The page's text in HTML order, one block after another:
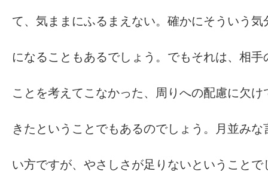
て、気ままにふるまえない。確かにそういう気
になることもあるでしょう。でもそれは、相手
ことを考えてこなかった、周りへの配慮に欠け
きたということでもあるのでしょう。月並みな
い方ですが、やさしさが足りないということで